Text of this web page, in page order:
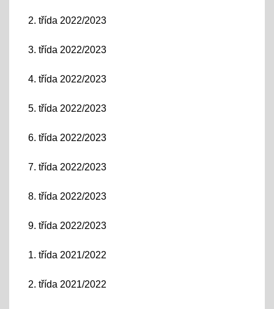
2. třída 2022/2023
3. třída 2022/2023
4. třída 2022/2023
5. třída 2022/2023
6. třída 2022/2023
7. třída 2022/2023
8. třída 2022/2023
9. třída 2022/2023
1. třída 2021/2022
2. třída 2021/2022